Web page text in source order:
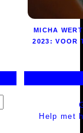
MICHA
2023: VOOR
Help met